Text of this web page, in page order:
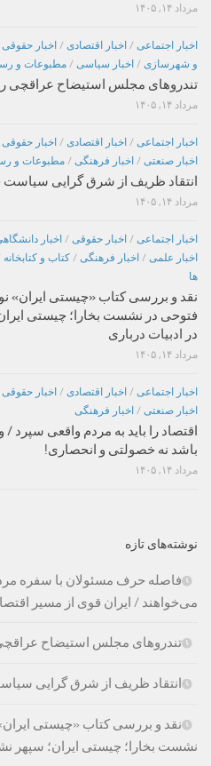
مرداد ۱۴, ۱۴۰۵
اخبار اجتماعی / اخبار اقتصادی / اخبار حقوقی
و شهرسازی / اخبار سیاسی / مطبوعات و
تندروهای مجلس استیضاح عراقچی را
مرداد ۱۴, ۱۴۰۵
اخبار اجتماعی / اخبار اقتصادی / اخبار حقوقی
اخبار صنعتی / اخبار فرهنگی / مطبوعات و
انتقاد ظریف از شرق گرایی سیاست
مرداد ۱۴, ۱۴۰۵
اخبار اجتماعی / اخبار حقوقی / اخبار
اخبار علمی / اخبار فرهنگی / کتاب و کتابخانه
ها
نقد و بررسی کتاب «چیستی ایران»
فتوحی در نشست بخارا؛ چیستی
در ادبیات درباری
مرداد ۱۴, ۱۴۰۵
اخبار اجتماعی / اخبار اقتصادی / اخبار حقوقی
اخبار صنعتی / اخبار فرهنگی
اقتصاد را باید به مردم واقعی سپرد /
باشد نه خصولتی و انحصاری!
مرداد ۱۴, ۱۴۰۵
نوشته‌های تازه
فاصله حرف مسئولان با سفره
می‌خواهند / ایران قوی از مسیر
تندروهای مجلس استیضاح عراقچی
انتقاد ظریف از شرق گرایی
نقد و بررسی کتاب «چیستی
نشست بخارا؛ چیستی ایران؛ سپهر